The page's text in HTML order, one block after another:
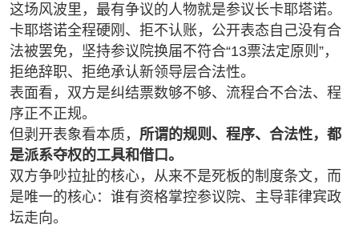
这场风波里，最有争议的人物就是参议长卡耶塔诺。
卡耶塔诺全程硬刚、拒不认账，公开表态自己没有合
法被罢免，坚持参议院换届不符合“13票法定原则”，
拒绝辞职、拒绝承认新领导层合法性。
表面看，双方是纠结票数够不够、流程合不合法、程
序正不正规。
但剥开表象看本质， 所谓的规则、程序、合法性，都
是派系夺权的工具和借口。
双方争吵拉扯的核心，从来不是死板的制度条文，而
是唯一的核心：谁有资格掌控参议院、主导菲律宾政
坛走向。